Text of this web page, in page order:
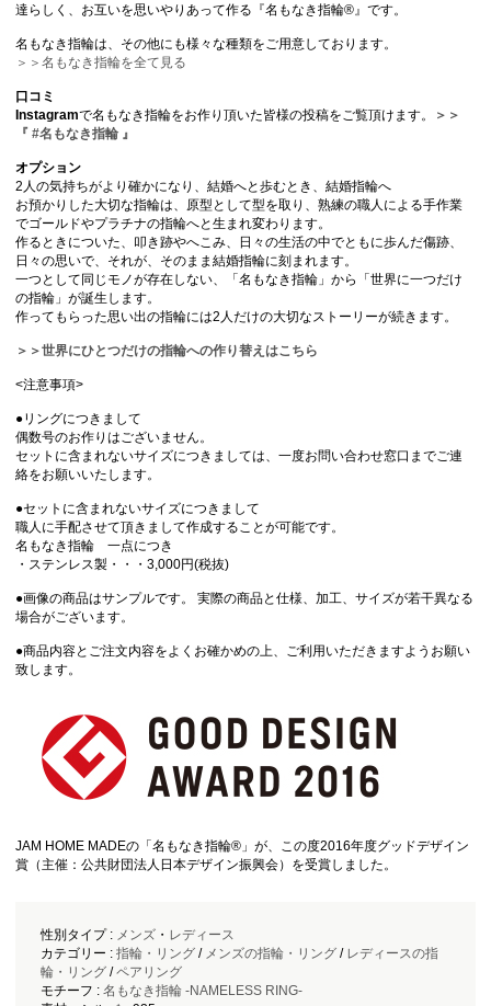
達らしく、お互いを思いやりあって作る『名もなき指輪®』です。
名もなき指輪は、その他にも様々な種類をご用意しております。
＞＞名もなき指輪を全て見る
口コミ
Instagramで名もなき指輪をお作り頂いた皆様の投稿をご覧頂けます。
＞＞
『 #名もなき指輪 』
オプション
2人の気持ちがより確かになり、結婚へと歩むとき、結婚指輪へ
お預かりした大切な指輪は、原型として型を取り、熟練の職人による手作業
でゴールドやプラチナの指輪へと生まれ変わります。
作るときについた、叩き跡やへこみ、日々の生活の中でともに歩んだ傷跡、
日々の思いで、それが、そのまま結婚指輪に刻まれます。
一つとして同じモノが存在しない、「名もなき指輪」から「世界に一つだけ
の指輪」が誕生します。
作ってもらった思い出の指輪には2人だけの大切なストーリーが続きます。
＞＞世界にひとつだけの指輪への作り替えはこちら
<注意事項>
●リングにつきまして
偶数号のお作りはございません。
セットに含まれないサイズにつきましては、一度お問い合わせ窓口までご連
絡をお願いいたします。
●セットに含まれないサイズにつきまして
職人に手配させて頂きまして作成することが可能です。
名もなき指輪 一点につき
・ステンレス製・・・3,000円(税抜)
●画像の商品はサンプルです。 実際の商品と仕様、加工、サイズが若干異なる
場合がございます。
●商品内容とご注文内容をよくお確かめの上、ご利用いただきますようお願い
致します。
JAM HOME MADEの「名もなき指輪®」が、この度2016年度グッドデザイン
賞（主催：公共財団法人日本デザイン振興会）を受賞しました。
性別タイプ : メンズ・ レディース
カテゴリー : 指輪・リング/ メンズの指輪・リング/ レディースの指
輪・リング/ペアリング
モチーフ : 名もなき指輪 -NAMELESS RING-